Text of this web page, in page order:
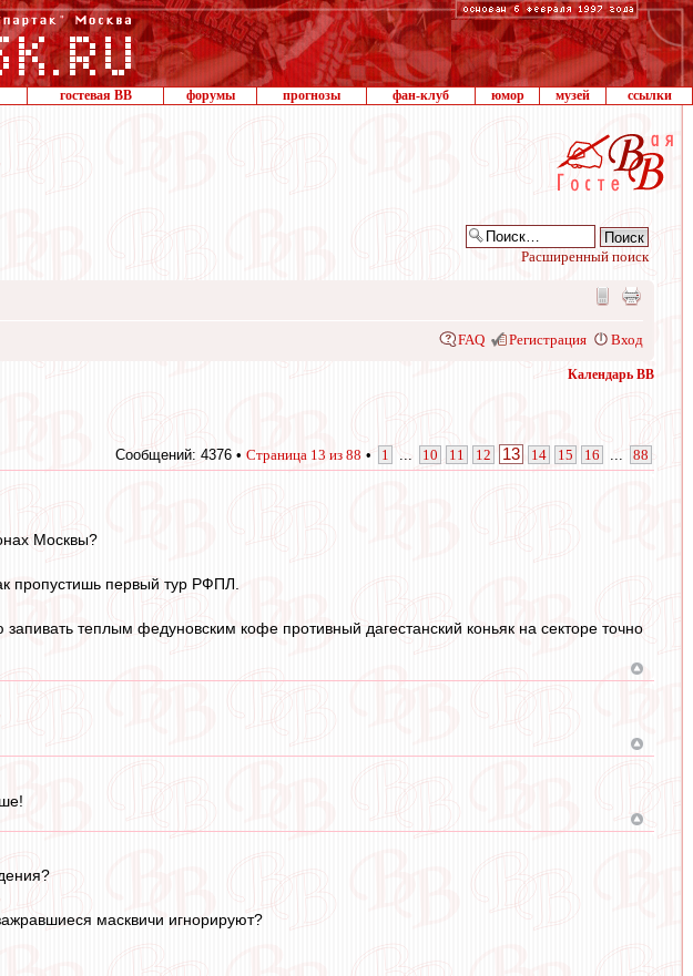
гостевая ВВ форумы прогнозы фан-клуб юмор музей ссылки
Расширенный поиск
FAQ Регистрация Вход
Календарь ВВ
Сообщений: 4376 • Страница 13 из 88 • 1 10 11 12 13 14 15 16 88
Москвы?
пропустишь первый тур РФПЛ.
теплым федуновским кофе противный дагестанский коньяк на секторе точно
масквичи игнорируют?